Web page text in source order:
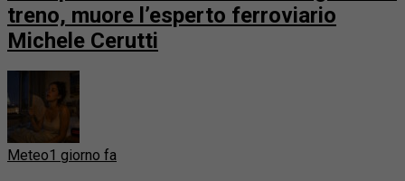
treno, muore l’esperto ferroviario
Michele Cerutti
Meteo1 giorno fa